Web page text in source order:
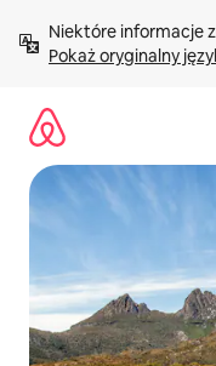
treści Pokaż oryginalny